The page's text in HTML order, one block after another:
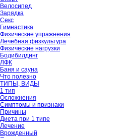
Велосипед
Зарядка
Секс
Гимнастика
Физические упражнения
Лечебная физкультура
Физические нагрузки
Бодибилдинг
ЛФК
Баня и сауна
Что полезно
ТИПЫ, ВИДЫ
1 тип
Осложнения
Симптомы и признаки
Причины
Диета при 1 типе
Лечение
Врожденный